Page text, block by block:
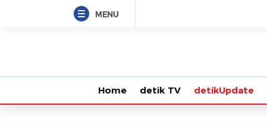
MENU
Home detik TV detikUpdate